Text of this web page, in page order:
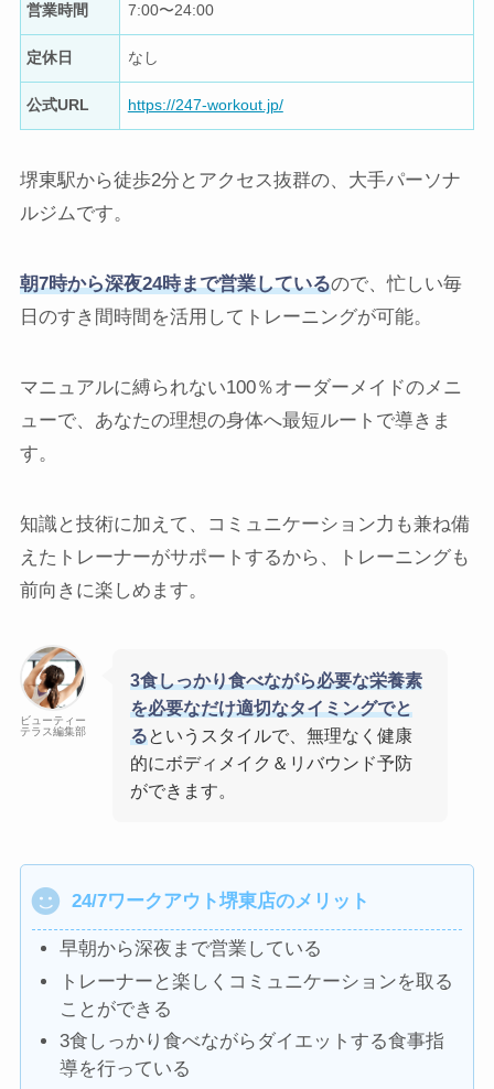
営業時間 7:00〜24:00
定休日 なし
公式URL https://247-workout.jp/
堺東駅から徒歩2分とアクセス抜群の、大手パーソナ
ルジムです。
朝7時から深夜24時まで営業しているので、忙しい毎
日のすき間時間を活用してトレーニングが可能。
マニュアルに縛られない100％オーダーメイドのメニ
ューで、あなたの理想の身体へ最短ルートで導きま
す。
知識と技術に加えて、コミュニケーション力も兼ね備
えたトレーナーがサポートするから、トレーニングも
前向きに楽しめます。
ビューティー
テラス編集部
3食しっかり食べながら必要な栄養素
を必要なだけ適切なタイミングでと
るというスタイルで、無理なく健康
的にボディメイク＆リバウンド予防
ができます。
24/7ワークアウト堺東店のメリット
早朝から深夜まで営業している
トレーナーと楽しくコミュニケーションを取る
ことができる
3食しっかり食べながらダイエットする食事指
導を行っている